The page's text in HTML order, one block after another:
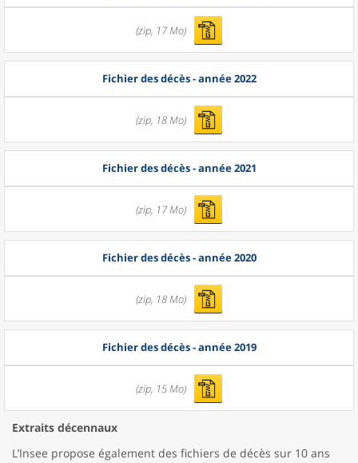
(zip, 17 Mo)
Fichier des décès - année 2022
(zip, 18 Mo)
Fichier des décès - année 2021
(zip, 17 Mo)
Fichier des décès - année 2020
(zip, 18 Mo)
Fichier des décès - année 2019
(zip, 15 Mo)
Extraits décennaux
L’Insee propose également des fichiers de décès sur 10 ans